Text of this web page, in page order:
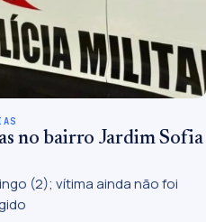
no bairro Jardim Sofia
(2); vítima ainda não foi